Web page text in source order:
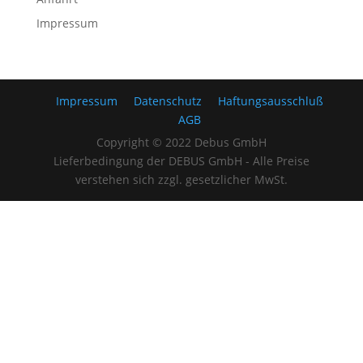
Impressum
Impressum Datenschutz
Haftungsausschluß
AGB
Copyright © 2022 Debus GmbH
Lieferbedingung der DEBUS GmbH - Alle Preise
verstehen sich zzgl. gesetzlicher MwSt.